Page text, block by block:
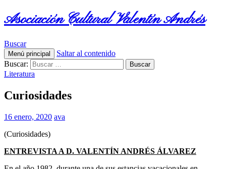
Asociación Cultural Valentín Andrés
Buscar
Menú principal
Saltar al contenido
Buscar:
Literatura
Curiosidades
16 enero, 2020 ava
(Curiosidades)
ENTREVISTA A D. VALENTÍN ANDRÉS ÁLVAREZ